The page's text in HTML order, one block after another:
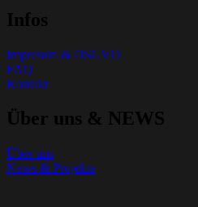
Infos
Impresum & DSGVO
FAQ
Kontakt
Über uns & NEWS
Über uns
News & Projekte